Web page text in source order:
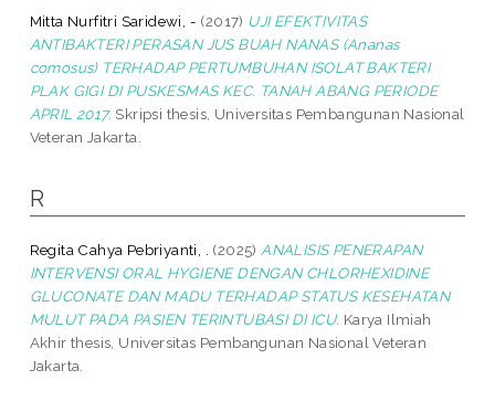
Mitta Nurfitri Saridewi, - (2017) UJI EFEKTIVITAS
ANTIBAKTERI PERASAN JUS BUAH NANAS (Ananas
comosus) TERHADAP PERTUMBUHAN ISOLAT BAKTERI
PLAK GIGI DI PUSKESMAS KEC. TANAH ABANG PERIODE
APRIL 2017. Skripsi thesis, Universitas Pembangunan Nasional
Veteran Jakarta.
R
Regita Cahya Pebriyanti, . (2025) ANALISIS PENERAPAN
INTERVENSI ORAL HYGIENE DENGAN CHLORHEXIDINE
GLUCONATE DAN MADU TERHADAP STATUS KESEHATAN
MULUT PADA PASIEN TERINTUBASI DI ICU. Karya Ilmiah
Akhir thesis, Universitas Pembangunan Nasional Veteran
Jakarta.